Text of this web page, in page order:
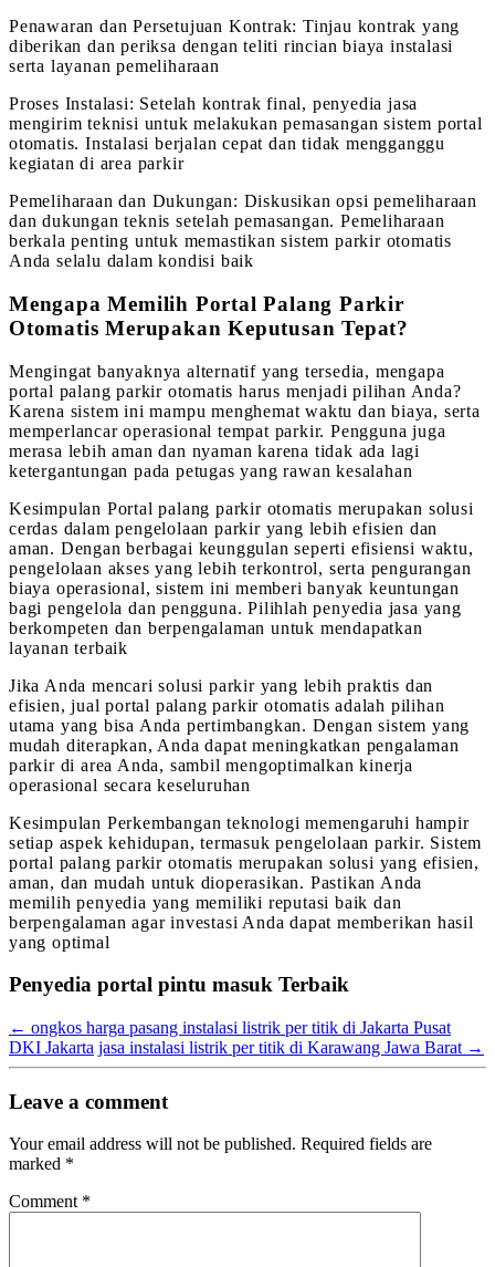
Penawaran dan Persetujuan Kontrak: Tinjau kontrak yang
diberikan dan periksa dengan teliti rincian biaya instalasi
serta layanan pemeliharaan
Proses Instalasi: Setelah kontrak final, penyedia jasa
mengirim teknisi untuk melakukan pemasangan sistem portal
otomatis. Instalasi berjalan cepat dan tidak mengganggu
kegiatan di area parkir
Pemeliharaan dan Dukungan: Diskusikan opsi pemeliharaan
dan dukungan teknis setelah pemasangan. Pemeliharaan
berkala penting untuk memastikan sistem parkir otomatis
Anda selalu dalam kondisi baik
Mengapa Memilih Portal Palang Parkir
Otomatis Merupakan Keputusan Tepat?
Mengingat banyaknya alternatif yang tersedia, mengapa
portal palang parkir otomatis harus menjadi pilihan Anda?
Karena sistem ini mampu menghemat waktu dan biaya, serta
memperlancar operasional tempat parkir. Pengguna juga
merasa lebih aman dan nyaman karena tidak ada lagi
ketergantungan pada petugas yang rawan kesalahan
Kesimpulan Portal palang parkir otomatis merupakan solusi
cerdas dalam pengelolaan parkir yang lebih efisien dan
aman. Dengan berbagai keunggulan seperti efisiensi waktu,
pengelolaan akses yang lebih terkontrol, serta pengurangan
biaya operasional, sistem ini memberi banyak keuntungan
bagi pengelola dan pengguna. Pilihlah penyedia jasa yang
berkompeten dan berpengalaman untuk mendapatkan
layanan terbaik
Jika Anda mencari solusi parkir yang lebih praktis dan
efisien, jual portal palang parkir otomatis adalah pilihan
utama yang bisa Anda pertimbangkan. Dengan sistem yang
mudah diterapkan, Anda dapat meningkatkan pengalaman
parkir di area Anda, sambil mengoptimalkan kinerja
operasional secara keseluruhan
Kesimpulan Perkembangan teknologi memengaruhi hampir
setiap aspek kehidupan, termasuk pengelolaan parkir. Sistem
portal palang parkir otomatis merupakan solusi yang efisien,
aman, dan mudah untuk dioperasikan. Pastikan Anda
memilih penyedia yang memiliki reputasi baik dan
berpengalaman agar investasi Anda dapat memberikan hasil
yang optimal
Penyedia portal pintu masuk Terbaik
← ongkos harga pasang instalasi listrik per titik di Jakarta Pusat
DKI Jakarta jasa instalasi listrik per titik di Karawang Jawa Barat →
Leave a comment
Your email address will not be published. Required fields are
marked *
Comment *